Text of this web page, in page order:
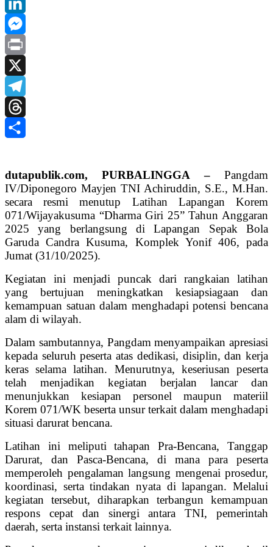
Tumblr
LinkedIn
Messenger
Print
X
Telegram
Threads
dutapublik.com, PURBALINGGA –Pangdam
IV/Diponegoro Mayjen TNI Achiruddin, S.E., M.Han.
secara resmi menutup Latihan Lapangan Korem
071/Wijayakusuma “Dharma Giri 25” Tahun Anggaran
2025 yang berlangsung di Lapangan Sepak Bola
Garuda Candra Kusuma, Komplek Yonif 406, pada
Jumat (31/10/2025).
Kegiatan ini menjadi puncak dari rangkaian latihan
yang bertujuan meningkatkan kesiapsiagaan dan
kemampuan satuan dalam menghadapi potensi bencana
alam di wilayah.
Dalam sambutannya, Pangdam menyampaikan apresiasi
kepada seluruh peserta atas dedikasi, disiplin, dan kerja
keras selama latihan. Menurutnya, keseriusan peserta
telah menjadikan kegiatan berjalan lancar dan
menunjukkan kesiapan personel maupun materiil
Korem 071/WK beserta unsur terkait dalam menghadapi
situasi darurat bencana.
Latihan ini meliputi tahapan Pra-Bencana, Tanggap
Darurat, dan Pasca-Bencana, di mana para peserta
memperoleh pengalaman langsung mengenai prosedur,
koordinasi, serta tindakan nyata di lapangan. Melalui
kegiatan tersebut, diharapkan terbangun kemampuan
respons cepat dan sinergi antara TNI, pemerintah
daerah, serta instansi terkait lainnya.